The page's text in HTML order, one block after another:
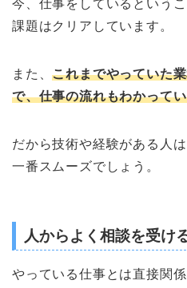
今、仕事をしているという
課題はクリアしています。
また、これまでやっていた
で、仕事の流れもわかって
だから技術や経験がある人
一番スムーズでしょう。
人からよく相談を受け
やっている仕事とは直接関